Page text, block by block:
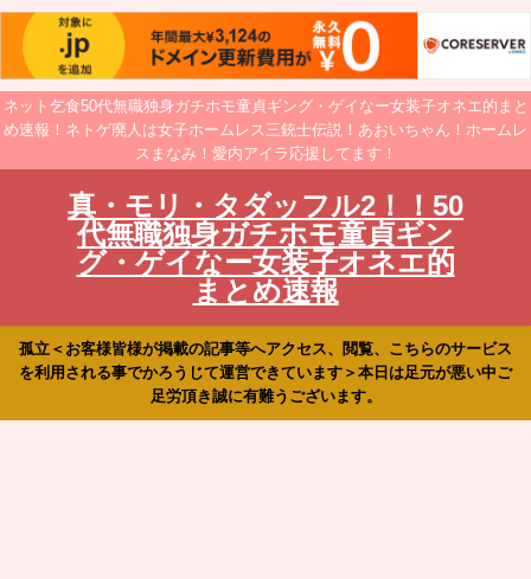
ネット乞食50代無職独身ガチホモ童貞ギング・ゲイなー女装子オネエ的まと
め速報！ネトゲ廃人は女子ホームレス三銃士伝説！あおいちゃん！ホームレ
スまなみ！愛内アイラ応援してます！
真・モリ・タダッフル2！！50
代無職独身ガチホモ童貞ギン
グ・ゲイなー女装子オネエ的
まとめ速報
孤立＜お客様皆様が掲載の記事等へアクセス、閲覧、こちらのサービス
を利用される事でかろうじて運営できています＞本日は足元が悪い中ご
足労頂き誠に有難うございます。